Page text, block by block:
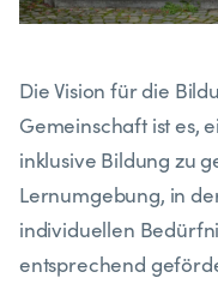
Die Vision für die
Gemeinschaft ist es,
inklusive Bildung zu
Lernumgebung, in
individuellen
entsprechend